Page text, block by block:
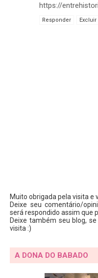
https://
Responder Excluir
Muito obrigada pela visita e
Deixe seu comentário/
será respondido assim que
Deixe também seu blog,
visita :)
A DONA DO BABADO